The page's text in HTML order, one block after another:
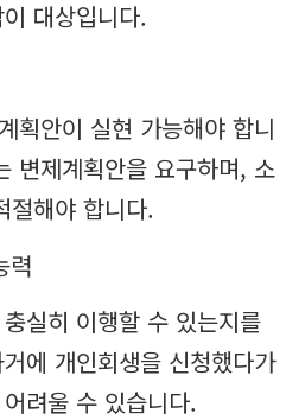
대상입니다.
획안이 실현 가능해야 합니
변제계획안을 요구하며, 소
절해야 합니다.
력
실히 이행할 수 있는지를
에 개인회생을 신청했다가
려울 수 있습니다.